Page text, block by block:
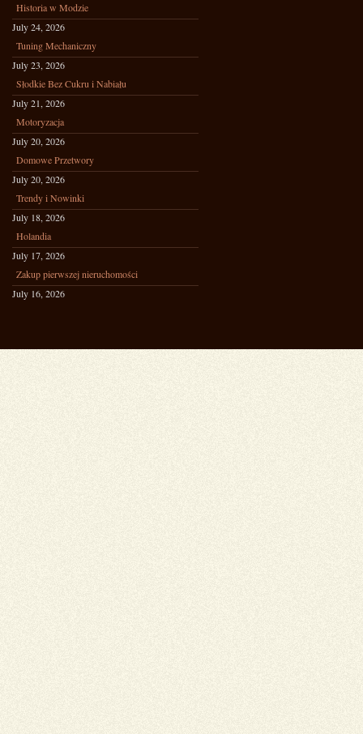
Historia w Modzie
July 24, 2026
Tuning Mechaniczny
July 23, 2026
Słodkie Bez Cukru i Nabiału
July 21, 2026
Motoryzacja
July 20, 2026
Domowe Przetwory
July 20, 2026
Trendy i Nowinki
July 18, 2026
Holandia
July 17, 2026
Zakup pierwszej nieruchomości
July 16, 2026